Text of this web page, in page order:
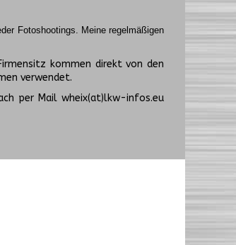
Fotoshootings. Meine regelmäßigen
kommen direkt von den
verwendet.
per Mail wheix(at)lkw-infos.eu